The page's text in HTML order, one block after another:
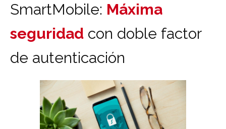
SmartMobile: Máxima
seguridad con doble factor
de autenticación